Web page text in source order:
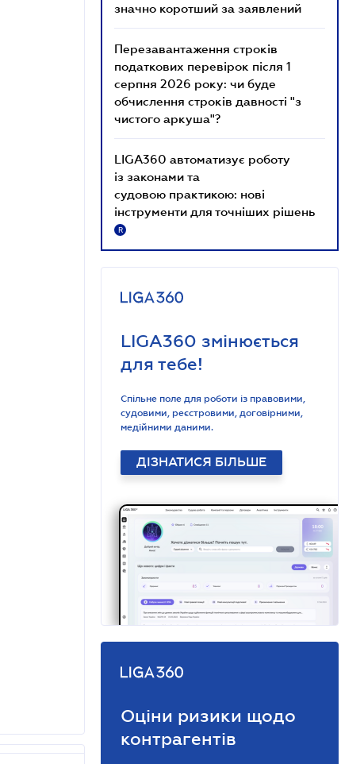
значно коротший за заявлений
Перезавантаження строків
податкових перевірок після 1
серпня 2026 року: чи буде
обчислення строків давності "з
чистого аркуша"?
LIGA360 автоматизує роботу
із законами та
судовою практикою: нові
інструменти для точніших рішень
R
LIGA360 змінюється
для тебе!
Спільне поле для роботи із правовими,
судовими, реєстровими, договірними,
медійними даними.
ДІЗНАТИСЯ БІЛЬШЕ
Оціни ризики щодо
контрагентів